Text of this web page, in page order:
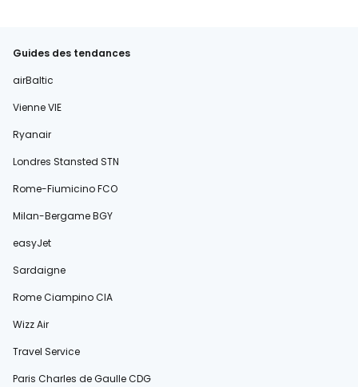
Guides des tendances
airBaltic
Vienne VIE
Ryanair
Londres Stansted STN
Rome-Fiumicino FCO
Milan-Bergame BGY
easyJet
Sardaigne
Rome Ciampino CIA
Wizz Air
Travel Service
Paris Charles de Gaulle CDG